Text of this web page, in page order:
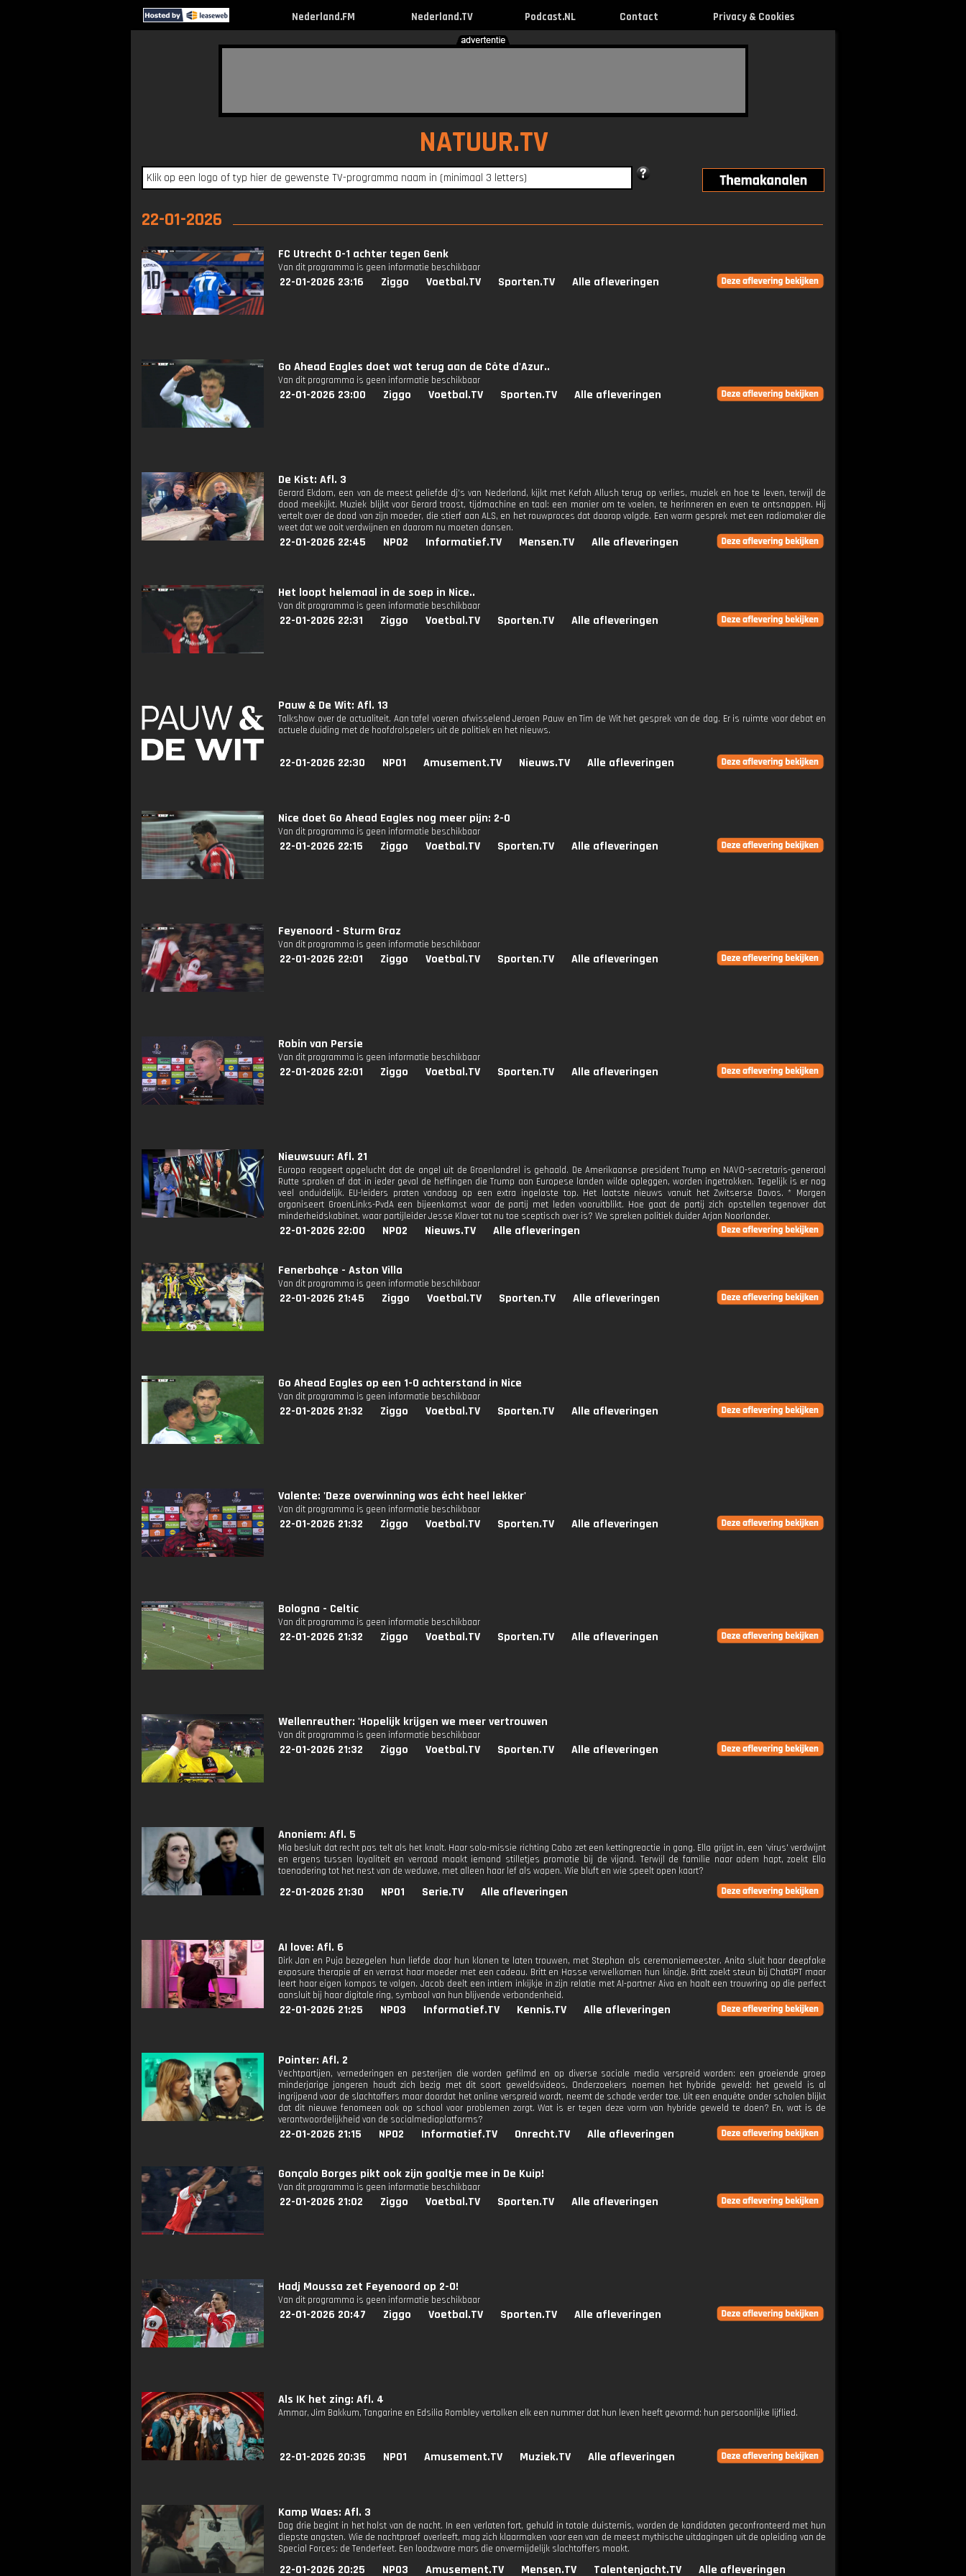
Nederland.FM Nederland.TV Podcast.NL Contact Privacy & Cookies
NATUUR.TV
22-01-2026
FC Utrecht 0-1 achter tegen Genk
Van dit programma is geen informatie beschikbaar
22-01-2026 23:16 Ziggo Voetbal.TV Sporten.TV Alle afleveringen
Go Ahead Eagles doet wat terug aan de Côte d'Azur..
Van dit programma is geen informatie beschikbaar
22-01-2026 23:00 Ziggo Voetbal.TV Sporten.TV Alle afleveringen
De Kist: Afl. 3
Gerard Ekdom, een van de meest geliefde dj's van Nederland, kijkt met Kefah Allush terug op verlies, muziek en hoe te leven, terwijl de
dood meekijkt. Muziek blijkt voor Gerard troost, tijdmachine en taal: een manier om te voelen, te herinneren en even te ontsnappen. Hij
vertelt over de dood van zijn moeder, die stierf aan ALS, en het rouwproces dat daarop volgde. Een warm gesprek met een radiomaker die
weet dat we ooit verdwijnen en daarom nu moeten dansen.
22-01-2026 22:45 NPO2 Informatief.TV Mensen.TV Alle afleveringen
Het loopt helemaal in de soep in Nice..
Van dit programma is geen informatie beschikbaar
22-01-2026 22:31 Ziggo Voetbal.TV Sporten.TV Alle afleveringen
Pauw & De Wit: Afl. 13
Talkshow over de actualiteit. Aan tafel voeren afwisselend Jeroen Pauw en Tim de Wit het gesprek van de dag. Er is ruimte voor debat en
actuele duiding met de hoofdrolspelers uit de politiek en het nieuws.
22-01-2026 22:30 NPO1 Amusement.TV Nieuws.TV Alle afleveringen
Nice doet Go Ahead Eagles nog meer pijn: 2-0
Van dit programma is geen informatie beschikbaar
22-01-2026 22:15 Ziggo Voetbal.TV Sporten.TV Alle afleveringen
Feyenoord - Sturm Graz
Van dit programma is geen informatie beschikbaar
22-01-2026 22:01 Ziggo Voetbal.TV Sporten.TV Alle afleveringen
Robin van Persie
Van dit programma is geen informatie beschikbaar
22-01-2026 22:01 Ziggo Voetbal.TV Sporten.TV Alle afleveringen
Nieuwsuur: Afl. 21
Europa reageert opgelucht dat de angel uit de Groenlandrel is gehaald. De Amerikaanse president Trump en NAVO-secretaris-generaal
Rutte spraken af dat in ieder geval de heffingen die Trump aan Europese landen wilde opleggen, worden ingetrokken. Tegelijk is er nog
veel onduidelijk. EU-leiders praten vandaag op een extra ingelaste top. Het laatste nieuws vanuit het Zwitserse Davos. * Morgen
organiseert GroenLinks-PvdA een bijeenkomst waar de partij met leden vooruitblikt. Hoe gaat de partij zich opstellen tegenover dat
minderheidskabinet, waar partijleider Jesse Klaver tot nu toe sceptisch over is? We spreken politiek duider Arjan Noorlander.
22-01-2026 22:00 NPO2 Nieuws.TV Alle afleveringen
Fenerbahçe - Aston Villa
Van dit programma is geen informatie beschikbaar
22-01-2026 21:45 Ziggo Voetbal.TV Sporten.TV Alle afleveringen
Go Ahead Eagles op een 1-0 achterstand in Nice
Van dit programma is geen informatie beschikbaar
22-01-2026 21:32 Ziggo Voetbal.TV Sporten.TV Alle afleveringen
Valente: 'Deze overwinning was écht heel lekker'
Van dit programma is geen informatie beschikbaar
22-01-2026 21:32 Ziggo Voetbal.TV Sporten.TV Alle afleveringen
Bologna - Celtic
Van dit programma is geen informatie beschikbaar
22-01-2026 21:32 Ziggo Voetbal.TV Sporten.TV Alle afleveringen
Wellenreuther: 'Hopelijk krijgen we meer vertrouwen
Van dit programma is geen informatie beschikbaar
22-01-2026 21:32 Ziggo Voetbal.TV Sporten.TV Alle afleveringen
Anoniem: Afl. 5
Mia besluit dat recht pas telt als het knalt. Haar solo-missie richting Cabo zet een kettingreactie in gang. Ella grijpt in, een 'virus' verdwijnt
en ergens tussen loyaliteit en verraad maakt iemand stilletjes promotie bij de vijand. Terwijl de familie naar adem hapt, zoekt Ella
toenadering tot het nest van de weduwe, met alleen haar lef als wapen. Wie bluft en wie speelt open kaart?
22-01-2026 21:30 NPO1 Serie.TV Alle afleveringen
AI love: Afl. 6
Dirk Jan en Puja bezegelen hun liefde door hun klonen te laten trouwen, met Stephan als ceremoniemeester. Anita sluit haar deepfake
exposure therapie af en verrast haar moeder met een cadeau. Britt en Hasse verwelkomen hun kindje. Britt zoekt steun bij ChatGPT maar
leert haar eigen kompas te volgen. Jacob deelt een intiem inkijkje in zijn relatie met AI-partner Aiva en haalt een trouwring op die perfect
aansluit bij haar digitale ring, symbool van hun blijvende verbondenheid.
22-01-2026 21:25 NPO3 Informatief.TV Kennis.TV Alle afleveringen
Pointer: Afl. 2
Vechtpartijen, vernederingen en pesterijen die worden gefilmd en op diverse sociale media verspreid worden: een groeiende groep
minderjarige jongeren houdt zich bezig met dit soort geweldsvideos. Onderzoekers noemen het hybride geweld: het geweld is al
ingrijpend voor de slachtoffers maar doordat het online verspreid wordt, neemt de schade verder toe. Uit een enquête onder scholen blijkt
dat dit nieuwe fenomeen ook op school voor problemen zorgt. Wat is er tegen deze vorm van hybride geweld te doen? En, wat is de
verantwoordelijkheid van de socialmediaplatforms?
22-01-2026 21:15 NPO2 Informatief.TV Onrecht.TV Alle afleveringen
Gonçalo Borges pikt ook zijn goaltje mee in De Kuip!
Van dit programma is geen informatie beschikbaar
22-01-2026 21:02 Ziggo Voetbal.TV Sporten.TV Alle afleveringen
Hadj Moussa zet Feyenoord op 2-0!
Van dit programma is geen informatie beschikbaar
22-01-2026 20:47 Ziggo Voetbal.TV Sporten.TV Alle afleveringen
Als IK het zing: Afl. 4
Ammar, Jim Bakkum, Tangarine en Edsilia Rombley vertolken elk een nummer dat hun leven heeft gevormd: hun persoonlijke lijflied.
22-01-2026 20:35 NPO1 Amusement.TV Muziek.TV Alle afleveringen
Kamp Waes: Afl. 3
Dag drie begint in het holst van de nacht. In een verlaten fort, gehuld in totale duisternis, worden de kandidaten geconfronteerd met hun
diepste angsten. Wie de nachtproef overleeft, mag zich klaarmaken voor een van de meest mythische uitdagingen uit de opleiding van de
Special Forces: de Tenderfeet. Een loodzware mars die onvermijdelijk slachtoffers maakt.
22-01-2026 20:25 NPO3 Amusement.TV Mensen.TV Talentenjacht.TV Alle afleveringen